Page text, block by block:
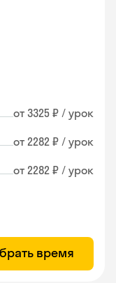
от 3325 ₽ / урок
от 2282 ₽ / урок
от 2282 ₽ / урок
время